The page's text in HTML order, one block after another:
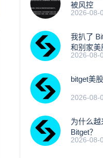
被风控
2026-08-
我扒了
和别家美
2026-08-
bitget美
2026-08-
为什么
Bitget？
2026-08-